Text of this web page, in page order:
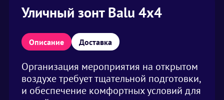
Уличный зонт Balu 4х4
Описание Доставка
Организация мероприятия на открытом
воздухе требует тщательной подготовки,
и обеспечение комфортных условий для